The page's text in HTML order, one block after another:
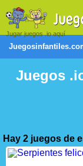
Jugar juegos .io aquí
Juegos
Hay 2 juegos de